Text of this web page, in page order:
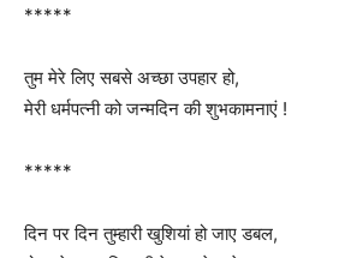
*****
तुम मेरे लिए सबसे अच्छा उपहार हो,
मेरी धर्मपत्नी को जन्मदिन की शुभकामनाएं !
*****
दिन पर दिन तुम्हारी खुशियां हो जाए डबल,